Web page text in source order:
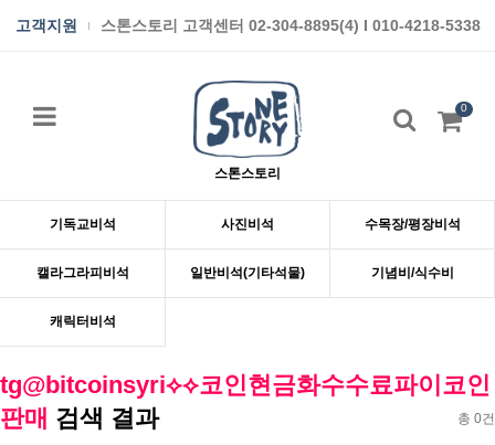
고객지원 스톤스토리 고객센터 02-304-8895(4) I 010-4218-5338
스톤스토리
0
기독교비석 사진비석 수목장/평장비석
캘라그라피비석 일반비석(기타석물) 기념비/식수비
캐릭터비석
tg@bitcoinsyri⟡⟡코인현금화수수료파이코인
판매 검색 결과 총 0건